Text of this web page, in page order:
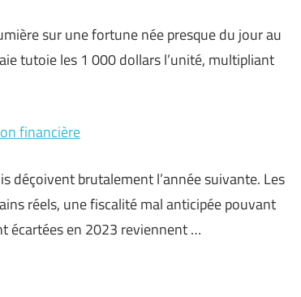
sur une fortune née presque du jour au
tutoie les 1 000 dollars l’unité, multipliant
financière
déçoivent brutalement l’année suivante. Les
réels, une fiscalité mal anticipée pouvant
écartées en 2023 reviennent …